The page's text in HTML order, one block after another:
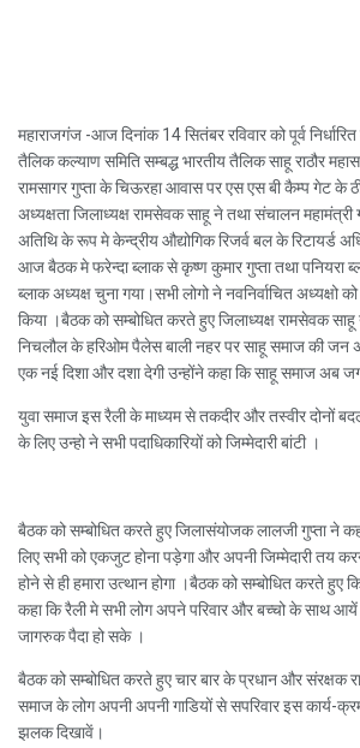
महाराजगंज -आज दिनांक 14 सितंबर रविवार को पूर्व
तैलिक कल्याण समिति सम्बद्ध भारतीय तैलिक साहू राठौर
रामसागर गुप्ता के चिऊरहा आवास पर एस एस बी कैम्प गेट
अध्यक्षता जिलाध्यक्ष रामसेवक साहू ने तथा संचालन महामंत्री
अतिथि के रूप मे केन्द्रीय औद्योगिक रिजर्व बल के रिटायर्ड
आज बैठक मे फरेन्दा ब्लाक से कृष्ण कुमार गुप्ता तथा पनियरा
ब्लाक अध्यक्ष चुना गया।सभी लोगो ने नवनिर्वाचित अध्यक्षो
किया ।बैठक को सम्बोधित करते हुए जिलाध्यक्ष रामसेवक
निचलौल के हरिओम पैलेस बाली नहर पर साहू समाज की जन
एक नई दिशा और दशा देगी उन्होंने कहा कि साहू समाज अब
युवा समाज इस रैली के माध्यम से तकदीर और तस्वीर दोनों
के लिए उन्हो ने सभी पदाधिकारियों को जिम्मेदारी बांटी ।
बैठक को सम्बोधित करते हुए जिलासंयोजक लालजी गुप्ता ने
लिए सभी को एकजुट होना पड़ेगा और अपनी जिम्मेदारी तय
होने से ही हमारा उत्थान होगा ।बैठक को सम्बोधित करते हुए
कहा कि रैली मे सभी लोग अपने परिवार और बच्चो के साथ
जागरुक पैदा हो सके ।
बैठक को सम्बोधित करते हुए चार बार के प्रधान और संरक्षक
समाज के लोग अपनी अपनी गाडियों से सपरिवार इस कार्य-
झलक दिखावें।